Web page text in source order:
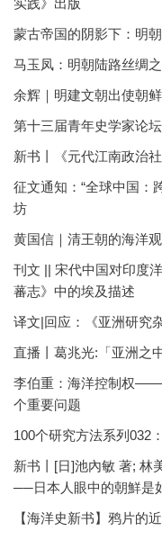
实践》出版
蒙古帝国的阴影下：明
马玉凤：明朝陆路丝绸
余辉｜明建文朝出使朝
第十三届青年史学家论
新书丨《元代江南政治社
征文通知：“全球中国：
坊
黄国信｜清王朝的海洋
刊文 || 宋代中国对印度
蕃志》中的埃及描述
译文|回应：《亚洲研究
直播丨葛兆光:「亚洲之
李伯重：海洋控制权
个重要问题
100个研究方法系列032
新书丨[日]池內敏 著; 林
──日本人眼中的朝鮮是
【海洋史新书】鸦片的